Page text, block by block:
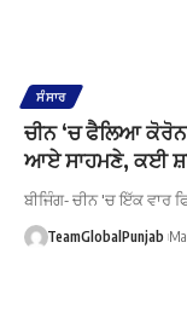
ਸੰਸਾਰ
ਚੀਨ ‘ਚ ਫੈਲਿਆ
ਆਏ ਸਾਹਮਣੇ, ਕਈ
ਬੀਜਿੰਗ- ਚੀਨ 'ਚ ਇੱਕ ਵਾਰ
TeamGlobalPunjab